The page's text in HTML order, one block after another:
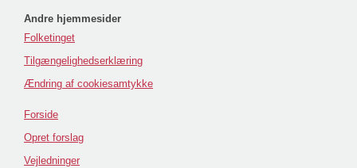
Andre hjemmesider
Folketinget
Tilgængelighedserklæring
Ændring af cookiesamtykke
Forside
Opret forslag
Vejledninger